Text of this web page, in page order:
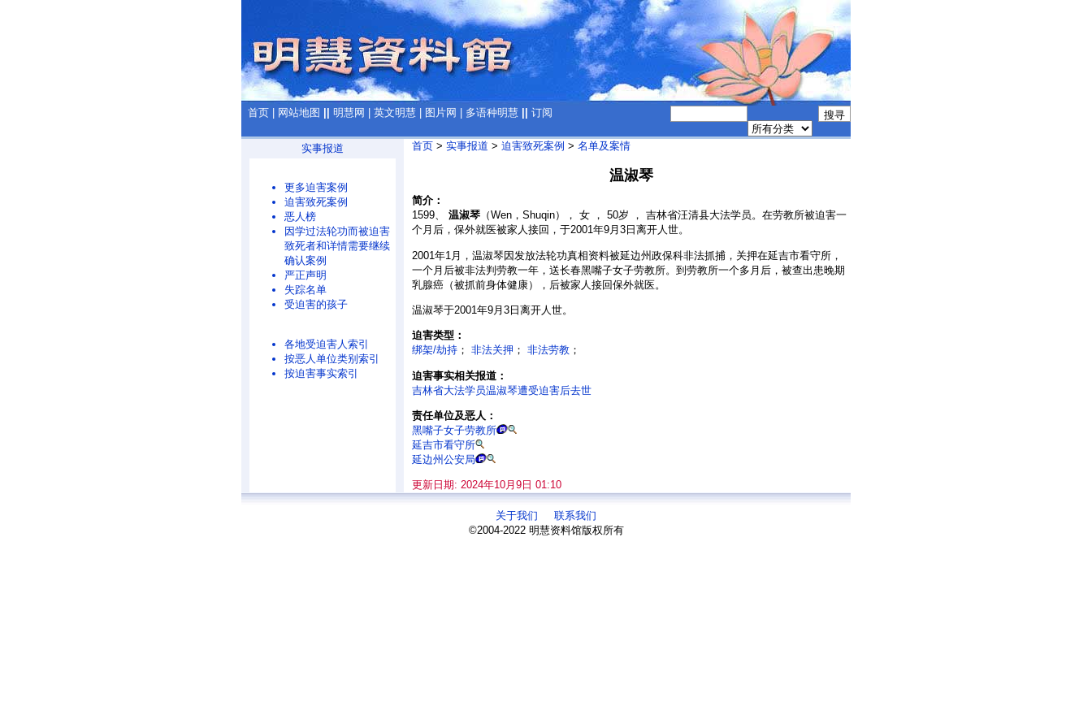
首页 网站地图 明慧网 英文明慧 图片网 多语种明慧 订阅
实事报道
更多迫害案例
迫害致死案例
恶人榜
因学过法轮功而被迫害
致死者和详情需要继续
确认案例
严正声明
失踪名单
受迫害的孩子
各地受迫害人索引
按恶人单位类别索引
按迫害事实索引
首页 > 实事报道 > 迫害致死案例 > 名单及案情
温淑琴
简介：
1599、
温淑琴 （Wen，Shuqin）， 女 ， 50岁 ， 吉林省汪清县大法学员。在劳教所被迫害一
个月后，保外就医被家人接回，于2001年9月3日离开人世。
2001年1月，温淑琴因发放法轮功真相资料被延边州政保科非法抓捕，关押在延吉市看守所，
一个月后被非法判劳教一年，送长春黑嘴子女子劳教所。到劳教所一个多月后，被查出患晚期
乳腺癌（被抓前身体健康），后被家人接回保外就医。
温淑琴于2001年9月3日离开人世。
迫害类型：
绑架/劫持 ； 非法关押 ； 非法劳教 ；
迫害事实相关报道：
吉林省大法学员温淑琴遭受迫害后去世
责任单位及恶人：
黑嘴子女子劳教所
延吉市看守所
延边州公安局
更新日期: 2024年10月9日 01:10
关于我们
联系我们
©2004-2022 明慧资料馆版权所有